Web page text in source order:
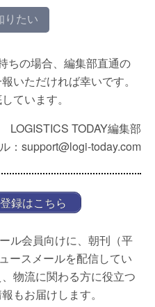
りたい
ちの場合、編集部直通の
いただければ幸いです。
ています。
LOGISTICS TODAY編集部
：support@logi-today.com
録はこちら
ル会員向けに、朝刊（平
ースメールを配信してい
物流に関わる方に役立つ
もお届けします。